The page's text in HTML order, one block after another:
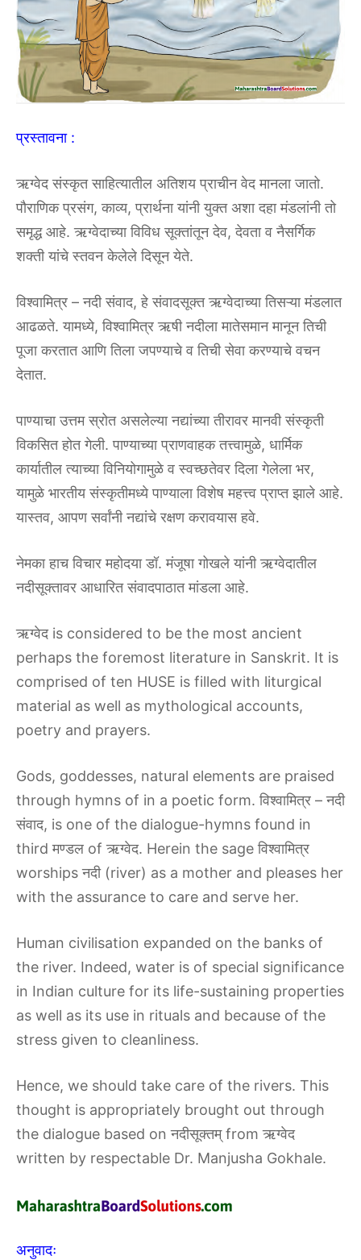
प्रस्तावना :
ऋग्वेद संस्कृत साहित्यातील अतिशय प्राचीन वेद मानला जातो.
पौराणिक प्रसंग, काव्य, प्रार्थना यांनी युक्त अशा दहा मंडलांनी तो
समृद्ध आहे. ऋग्वेदाच्या विविध सूक्तांतून देव, देवता व नैसर्गिक
शक्ती यांचे स्तवन केलेले दिसून येते.
विश्वामित्र – नदी संवाद, हे संवादसूक्त ऋग्वेदाच्या तिसऱ्या मंडलात
आढळते. यामध्ये, विश्वामित्र ऋषी नदीला मातेसमान मानून तिची
पूजा करतात आणि तिला जपण्याचे व तिची सेवा करण्याचे वचन
देतात.
पाण्याचा उत्तम स्रोत असलेल्या नद्यांच्या तीरावर मानवी संस्कृती
विकसित होत गेली. पाण्याच्या प्राणवाहक तत्त्वामुळे, धार्मिक
कार्यातील त्याच्या विनियोगामुळे व स्वच्छतेवर दिला गेलेला भर,
यामुळे भारतीय संस्कृतीमध्ये पाण्याला विशेष महत्त्व प्राप्त झाले आहे.
यास्तव, आपण सर्वांनी नद्यांचे रक्षण करावयास हवे.
नेमका हाच विचार महोदया डॉ. मंजूषा गोखले यांनी ऋग्वेदातील
नदीसूक्तावर आधारित संवादपाठात मांडला आहे.
ऋग्वेद is considered to be the most ancient
perhaps the foremost literature in Sanskrit. It is
comprised of ten HUSE is filled with liturgical
material as well as mythological accounts,
poetry and prayers.
Gods, goddesses, natural elements are praised
through hymns of in a poetic form. विश्वामित्र – नदी
संवाद, is one of the dialogue-hymns found in
third मण्डल of ऋग्वेद. Herein the sage विश्वामित्र
worships नदी (river) as a mother and pleases her
with the assurance to care and serve her.
Human civilisation expanded on the banks of
the river. Indeed, water is of special significance
in Indian culture for its life-sustaining properties
as well as its use in rituals and because of the
stress given to cleanliness.
Hence, we should take care of the rivers. This
thought is appropriately brought out through
the dialogue based on नदीसूक्तम् from ऋग्वेद
written by respectable Dr. Manjusha Gokhale.
अनुवादः